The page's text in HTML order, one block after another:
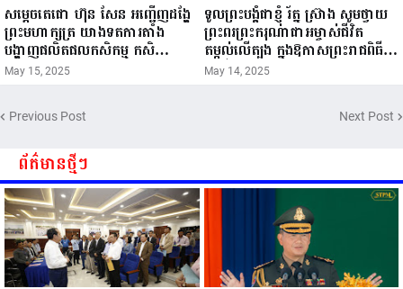
សម្តេចតេជោ ហ៊ុន សែន អញ្ជើញដង្ហែ
ព្រះមហាក្សត្រ យាងទតការតាំង
បង្ហាញផលិតផលកសិកម្ម កសិ
ឧស្សាហកម្ម និងសិប្បកម្ម ក្នុងព្រះរាជ
May 15, 2025
ទូលព្រះបង្គំជាខ្ញុំ រ័ត្ន ស្រ៊ាង សូមថ្វាយ
ព្រះពរព្រះករុណាជាអម្ចាស់ជីវិត
តម្កល់លើត្បូង ក្នុងឱកាសព្រះរាជពិធី
ចម្រើនព្រះជន្ម គម្រប់ខួប៧២ យាងចូល
May 14, 2025
Previous Post Next Post
ព័ត៌មានថ្មីៗ